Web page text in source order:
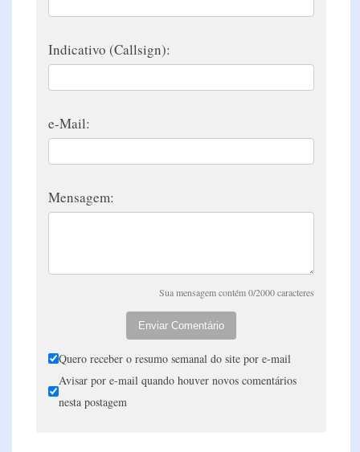
Indicativo (Callsign):
e-Mail:
Mensagem:
Sua mensagem contém 0/2000 caracteres
Enviar Comentário
Quero receber o resumo semanal do site por e-mail
Avisar por e-mail quando houver novos comentários
nesta postagem